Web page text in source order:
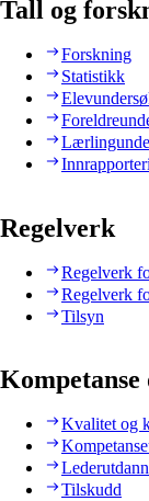
Tall og
Forskning
Statistikk
Regelverk
Regelverk
Regelverk
Tilsyn
Kvalitet og
Tilskudd